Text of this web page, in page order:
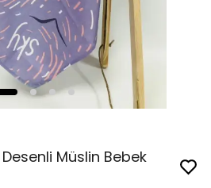
Müslin Bebek